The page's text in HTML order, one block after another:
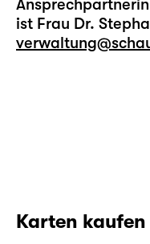
ist Frau Dr.
Karten kaufen